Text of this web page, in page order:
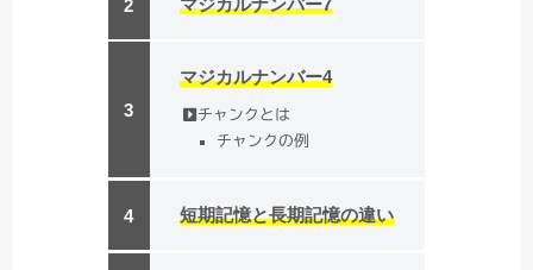
マジカルナンバー4
チャンクとは
チャンクの例
短期記憶と長期記憶の違い